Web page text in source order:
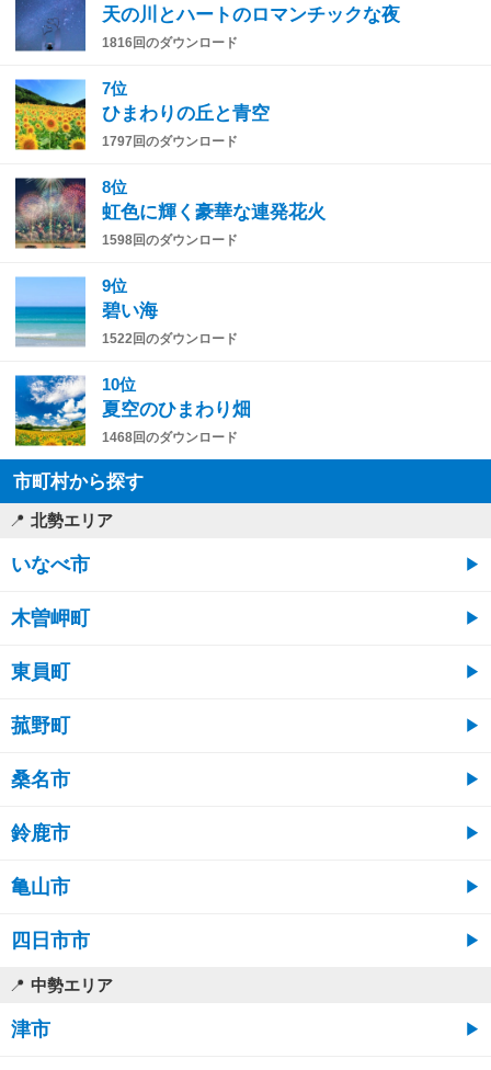
天の川とハートのロマンチックな夜
1816回のダウンロード
7位
ひまわりの丘と青空
1797回のダウンロード
8位
虹色に輝く豪華な連発花火
1598回のダウンロード
9位
碧い海
1522回のダウンロード
10位
夏空のひまわり畑
1468回のダウンロード
市町村から探す
北勢エリア
いなべ市
木曽岬町
東員町
菰野町
桑名市
鈴鹿市
亀山市
四日市市
中勢エリア
津市